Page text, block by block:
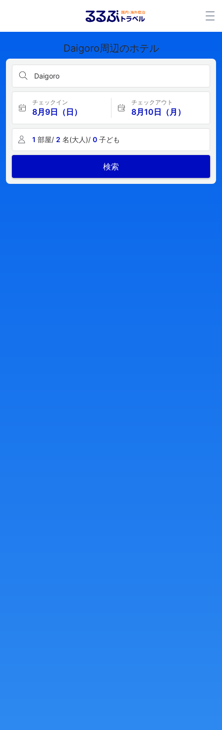
Daigoro周辺のホテル
Daigoro
チェックイン
8月9日（日）
チェックアウト
8月10日（月）
1 部屋/ 2 名(大人)/ 0 子ども
検索